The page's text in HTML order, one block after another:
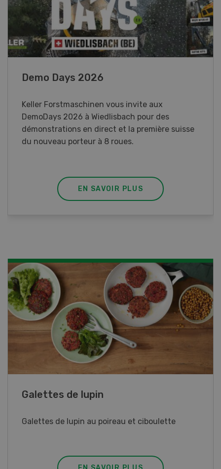
Paysannes, on vous aime !
Une exposition immersive consacrée aux
femmes du monde agricole en Suisse romande.
EN SAVOIR PLUS
Rouleaux de printemps
Rouleaux de printemps aux poulet